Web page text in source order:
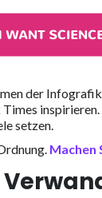
der
inspirieren.
setzen.
Machen